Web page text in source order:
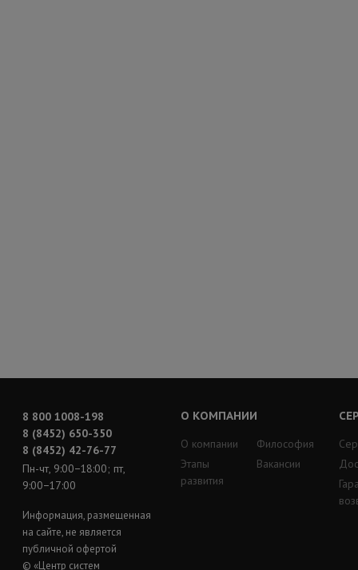
8 800 1008-198
8 (8452) 650-350
8 (8452) 42-76-77
Пн-чт, 9:00−18:00; пт,
9:00−17:00
Информация, размещенная
на сайте, не является
публичной офертой
© «Центр систем
О КОМПАНИИ
О компании
Этапы
развития
Философия
Вакансии